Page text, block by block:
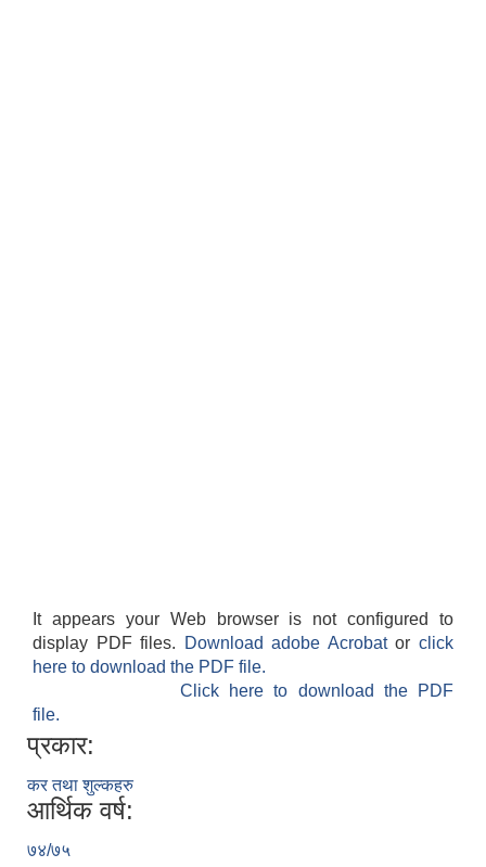
It appears your Web browser is not configured to
display PDF files.
Download adobe Acrobatorclick
here to download the PDF file.
Click here to download the PDF
file.
प्रकार:
कर तथा शुल्कहरु
आर्थिक वर्ष:
७४/७५